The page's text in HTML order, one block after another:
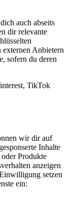
auch abseits
dir relevante
externen Anbietern
sofern du deren
TikTok
wir dir auf
Inhalte
Produkte
anzeigen
setzen
ein: